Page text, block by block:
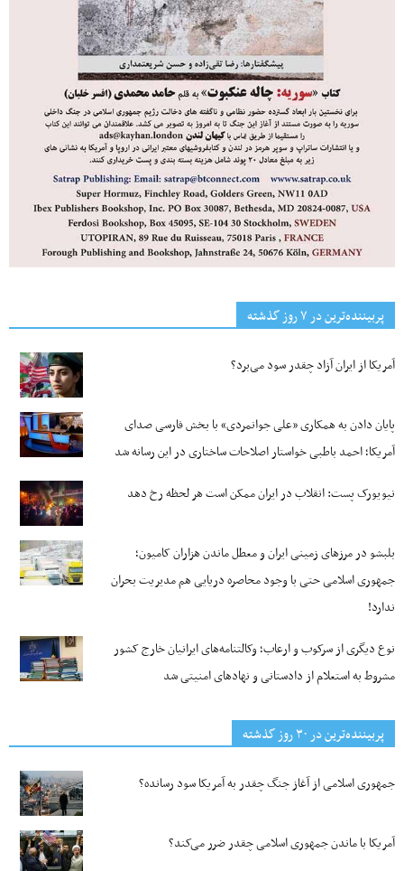
پربیننده‌ترین‌ در ۷ روز گذشته
آمریکا از ایران آزاد چقدر سود می‌برد؟
پایان دادن به همکاری «علی جوانمردی» با بخش فارسی صدای
آمریکا؛ احمد باطبی خواستار اصلاحات ساختاری در این رسانه شد
نیویورک پست: انقلاب در ایران ممکن است هر لحظه رخ دهد
بلبشو در مرزهای زمینی ایران و معطل ماندن هزاران کامیون؛
جمهوری اسلامی حتی با وجود محاصره دریایی هم مدیریت بحران
ندارد!
نوع دیگری از سرکوب و ارعاب؛ وکالتنامه‌های ایرانیان خارج کشور
مشروط به استعلام از دادستانی و نهادهای امنیتی شد
پربیننده‌ترین‌ در ۳۰ روز گذشته
جمهوری اسلامی از آغاز جنگ چقدر به آمریکا سود رسانده؟
آمریکا با ماندن جمهوری اسلامی چقدر ضرر می‌کند؟